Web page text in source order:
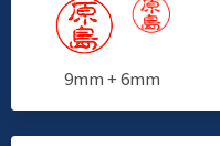
9mm + 6mm